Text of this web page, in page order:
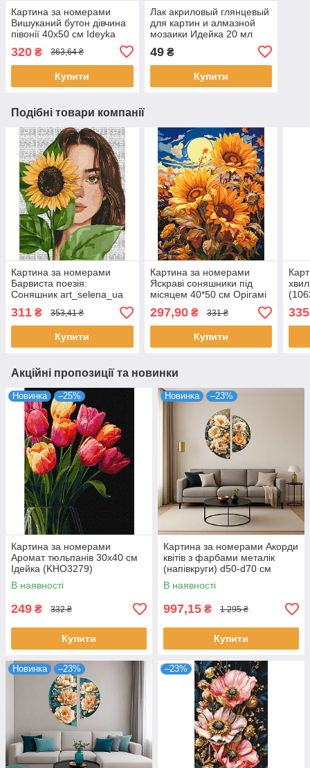
Картина за номерами
Вишуканий бутон дівчина
півонії 40х50 см Ideyka
320 ₴ 363,64 ₴
Купити
Лак акриловый глянцевый
для картин и алмазной
мозаики Идейка 20 мл
49₴
Купити
Подібні товари компанії
Картина за номерами
Барвиста поезія:
Соняшник art_selena_ua
40х50 Ідейка (KHO8632)
311 ₴ 353,41 ₴
Купити
Картина за номерами
Яскраві соняшники під
місяцем 40*50 см Орігамі
(LW04070)
297,90₴ 331 ₴
Купити
335
Акційні пропозиції та новинки
Новинка –25%
Картина за номерами
Аромат тюльпанів 30х40 см
Ідейка (KHO3279)
В наявності
249 ₴ 332 ₴
Купити
Новинка –23%
Картина за номерами Акорди
квітів з фарбами металік
(напівкруги) d50-d70 см
Оригамі (OSR1020)
В наявності
997,15 ₴ 1 295 ₴
Купити
Новинка –23% –23%